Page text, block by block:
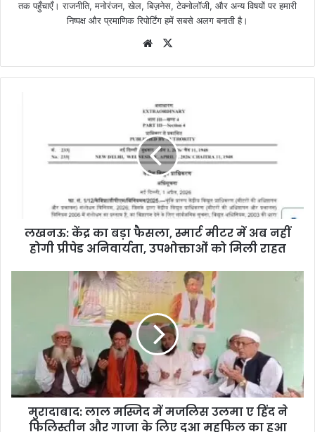
तक पहुँचाएँ। राजनीति, मनोरंजन, खेल, बिज़नेस, टेक्नोलॉजी, और अन्य विषयों पर हमारी
निष्पक्ष और प्रमाणिक रिपोर्टिंग हमें सबसे अलग बनाती है।
Website
लखनऊ: केंद्र का बड़ा फैसला, स्मार्ट मीटर में अब नहीं
होगी प्रीपेड अनिवार्यता, उपभोक्ताओं को मिली राहत
मुरादाबाद: लाल मस्जिद में मजलिस उलमा ए हिंद ने
फिलिस्तीन और गाजा के लिए दुआ महफिल का हुआ